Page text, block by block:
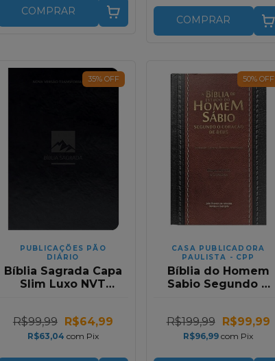
COMPRAR
COMPRAR
35% OFF
PUBLICAÇÕES PÃO
DIÁRIO
Bíblia Sagrada Capa
Slim Luxo NVT
R$99,99 R$64,99
R$63,04 com Pix
50% OFF
CASA PUBLICADORA
PAULISTA - CPP
Bíblia do Homem
Sabio Segundo o
Letra Gigante |
Preta e Vermelha
R$199,99 R$99,99
R$96,99com Pix